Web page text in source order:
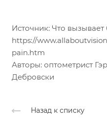
Источник: Что вызывает
https://
pain.htm
Авторы: оптометрист
Дебровски
Назад к списку